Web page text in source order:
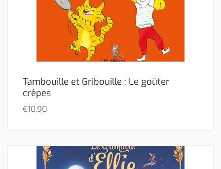
Tambouille et Gribouille : Le goûter
crêpes
€10,90